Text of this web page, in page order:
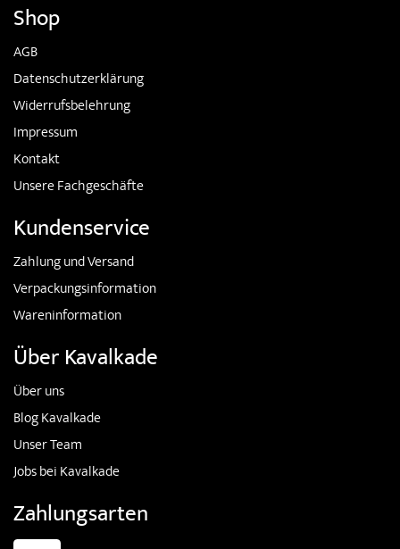
Shop
AGB
Datenschutzerklärung
Widerrufsbelehrung
Impressum
Kontakt
Unsere Fachgeschäfte
Kundenservice
Zahlung und Versand
Verpackungsinformation
Wareninformation
Über Kavalkade
Über uns
Blog Kavalkade
Unser Team
Jobs bei Kavalkade
Zahlungsarten